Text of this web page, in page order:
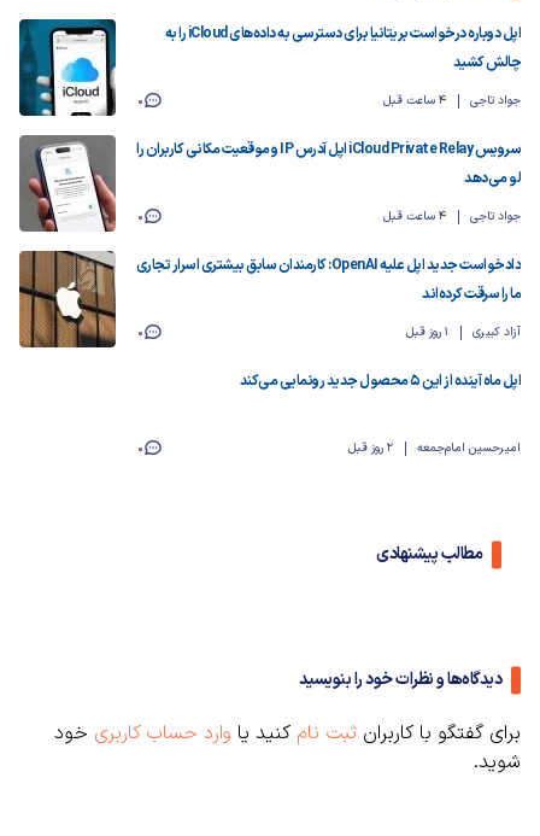
اپل دوباره درخواست بریتانیا برای دسترسی به داده‌های iCloud را به
چالش کشید
جواد تاجی 4 ساعت قبل 0
سرویس iCloud Private Relay اپل آدرس IP و موقعیت مکانی کاربران را
لو می‌دهد
جواد تاجی 4 ساعت قبل 0
دادخواست جدید اپل علیه OpenAI: کارمندان سابق بیشتری اسرار تجاری
ما را سرقت کرده‌اند
آزاد کبیری 1 روز قبل 0
اپل ماه آینده از این ۵ محصول جدید رونمایی می‌کند
امیرحسین امام‌جمعه 2 روز قبل 0
مطالب پیشنهادی
دیدگاه‌ها و نظرات خود را بنویسید
برای گفتگو با کاربران ثبت نام کنید یا وارد حساب کاربری خود
شوید.